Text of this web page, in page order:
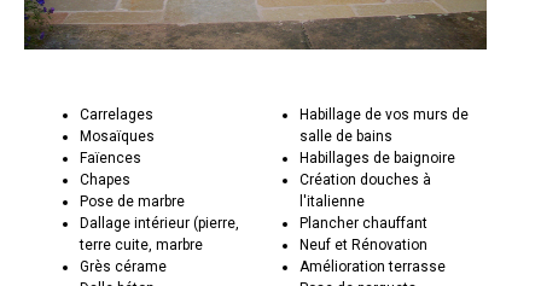
Carrelages
Mosaïques
Faïences
Chapes
Pose de marbre
Dallage intérieur (pierre,
terre cuite, marbre
Grès cérame
Habillage de vos murs de
salle de bains
Habillages de baignoire
Création douches à
l'italienne
Plancher chauffant
Neuf et Rénovation
Amélioration terrasse